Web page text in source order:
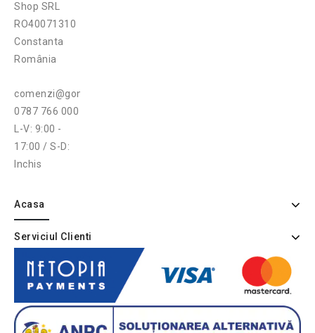
Shop SRL
RO40071310
Constanta
România
comenzi@gonga.ro
0787 766 000
L-V: 9:00 -
17:00 / S-D:
Inchis
Acasa
Serviciul Clienti